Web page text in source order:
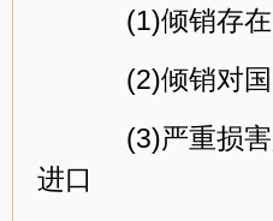
(1)倾销存
(2)倾销对国
(3)严重损害
进口